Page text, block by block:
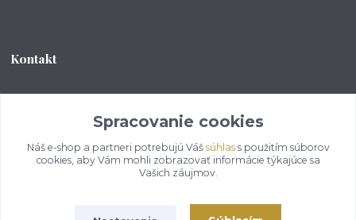
Kontakt
od 8:00 - do 16:00 hod
info@kotlikovesupravy.sk
Spracovanie cookies
Náš e-shop a partneri potrebujú Váš súhlass použitím súborov
cookies, aby Vám mohli zobrazovať informácie týkajúce sa
Vašich záujmov.